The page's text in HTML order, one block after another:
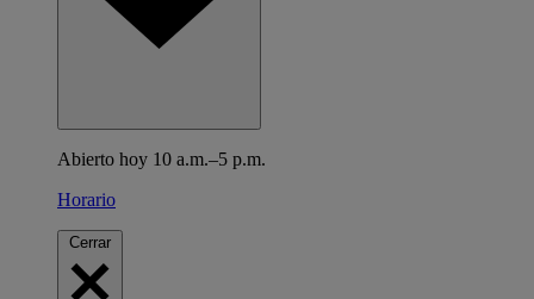
Abierto hoy 10 a.m.–5 p.m.
Horario
Cerrar